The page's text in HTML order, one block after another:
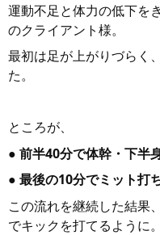
運動不足と体力の低下を
のクライアント様。
最初は足が上がりづらく
た。
ところが、
● 前半40分で体幹・下半
● 最後の10分でミット打
この流れを継続した結果
でキックを打てるように。